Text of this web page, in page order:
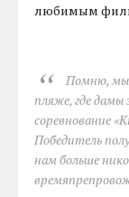
любимым
Помню, мы
пляже, где дамы
соревнование
Победитель
нам больше